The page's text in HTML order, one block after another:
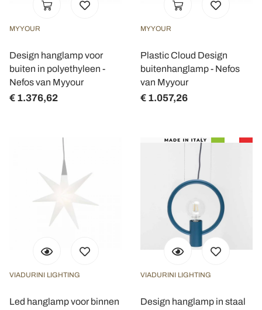
MYYOUR
Design hanglamp voor
buiten in polyethyleen -
Nefos van Myyour
€ 1.376,62
MYYOUR
Plastic Cloud Design
buitenhanglamp - Nefos
van Myyour
€ 1.057,26
VIADURINI LIGHTING
Led hanglamp voor binnen
VIADURINI LIGHTING
Design hanglamp in staal